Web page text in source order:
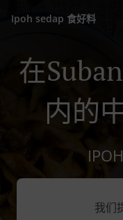
Ipoh sedap 食好料
在
内的
我们